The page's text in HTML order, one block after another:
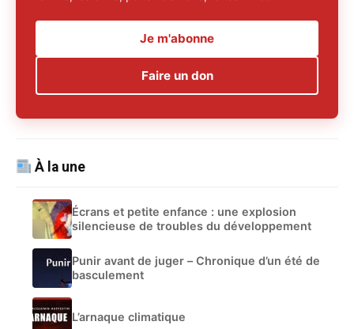
Je m'abonne
Faire un don
À la une
Écrans et petite enfance : une explosion
silencieuse de troubles du développement
Punir avant de juger – Chronique d’un été de
basculement
L’arnaque climatique